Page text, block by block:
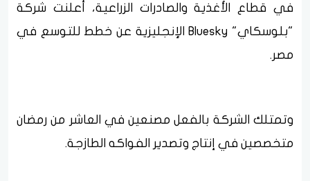
في قطاع الأغذية والصادرات الزراعية، أعلنت شركة
"بلوسكاي" Bluesky الإنجليزية عن خطط للتوسع في
مصر.
وتمتلك الشركة بالفعل مصنعين في العاشر من رمضان
متخصصين في إنتاج وتصدير الفواكه الطازجة.